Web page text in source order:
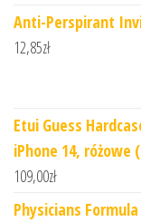
Anti-Perspirant
12,85zł
Etui Guess
iPhone 14, różowe
109,00zł
Physicians